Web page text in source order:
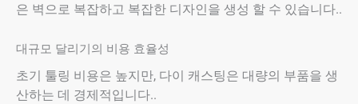
은 벽으로 복잡하고 복잡한 디자인을 생성 할 수 있습니다..
대규모 달리기의 비용 효율성
초기 툴링 비용은 높지만, 다이 캐스팅은 대량의 부품을 생
산하는 데 경제적입니다..